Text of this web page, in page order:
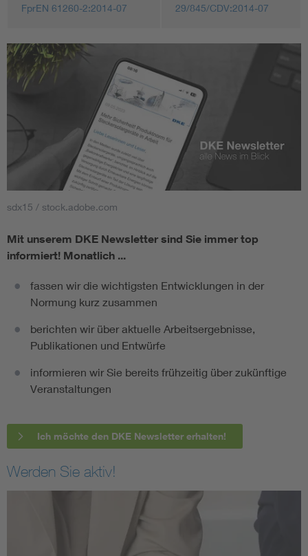
FprEN 61260-2:2014-07 29/845/CDV:2014-07
sdx15 / stock.adobe.com
Mit unserem DKE Newsletter sind Sie immer top
informiert! Monatlich ...
fassen wir die wichtigsten Entwicklungen in der
Normung kurz zusammen
berichten wir über aktuelle Arbeitsergebnisse,
Publikationen und Entwürfe
informieren wir Sie bereits frühzeitig über zukünftige
Veranstaltungen
Ich möchte den DKE Newsletter erhalten!
Werden Sie aktiv!